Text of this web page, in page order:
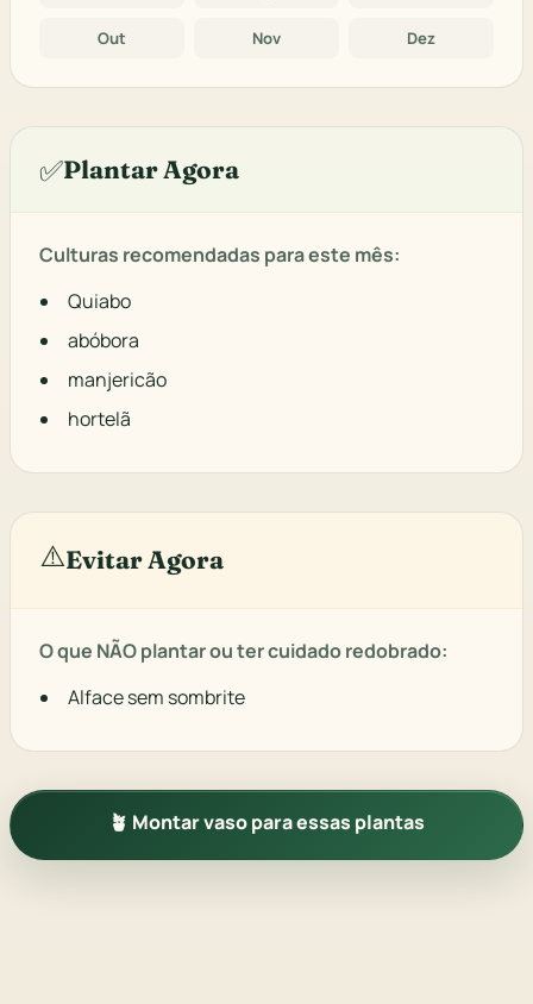
✅Plantar Agora
Culturas recomendadas para este mês:
Quiabo
abóbora
manjericão
hortelã
⚠️Evitar Agora
O que NÃO plantar ou ter cuidado redobrado:
Alface sem sombrite
🪴 Montar vaso para essas plantas
Out Nov Dez